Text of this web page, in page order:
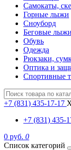
Самокаты,
Горные лыжи
Сноуборд
Беговые лыжи
Обувь
Одежда
Рюкзаки,
Оптика и
Спортивные
+7 (831) 435-17-17
+7 (831) 435-
0 руб. 0
Список категорий